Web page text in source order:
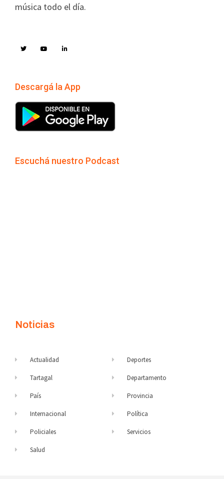
música todo el día.
Descargá la App
Escuchá nuestro Podcast
Noticias
Actualidad
Tartagal
País
Internacional
Policiales
Salud
Deportes
Departamento
Provincia
Política
Servicios